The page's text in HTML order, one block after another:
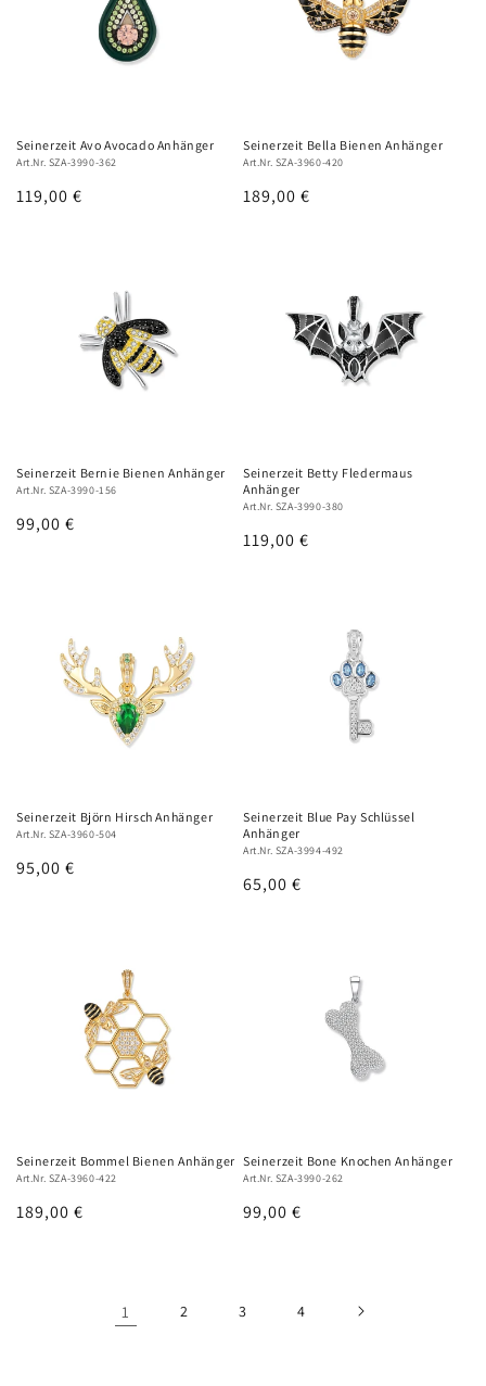
Seinerzeit Avo Avocado Anhänger
Art.Nr. SZA-3990-362
Normaler
119,00 €
Seinerzeit Bella Bienen Anhänger
Art.Nr. SZA-3960-420
Normaler
189,00 €
Seinerzeit Bernie Bienen Anhänger
Art.Nr. SZA-3990-156
Normaler
99,00 €
Seinerzeit Betty Fledermaus
Anhänger
Art.Nr. SZA-3990-380
Normaler
119,00 €
Seinerzeit Björn Hirsch Anhänger
Art.Nr. SZA-3960-504
Normaler
95,00 €
Seinerzeit Blue Pay Schlüssel
Anhänger
Art.Nr. SZA-3994-492
Normaler
65,00 €
Seinerzeit Bommel Bienen Anhänger
Art.Nr. SZA-3960-422
Normaler
189,00 €
Seinerzeit Bone Knochen Anhänger
Art.Nr. SZA-3990-262
Normaler
99,00 €
1 2 3 4